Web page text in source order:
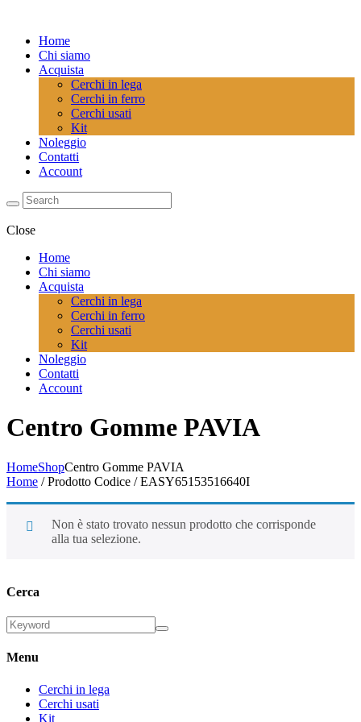
Home
Chi siamo
Acquista
Cerchi in lega
Cerchi in ferro
Cerchi usati
Kit
Noleggio
Contatti
Account
Close
Home
Chi siamo
Acquista
Cerchi in lega
Cerchi in ferro
Cerchi usati
Kit
Noleggio
Contatti
Account
Centro Gomme PAVIA
HomeShopCentro Gomme PAVIA
Home / Prodotto Codice / EASY65153516640I
Non è stato trovato nessun prodotto che corrisponde
alla tua selezione.
Cerca
Menu
Cerchi in lega
Cerchi usati
Kit